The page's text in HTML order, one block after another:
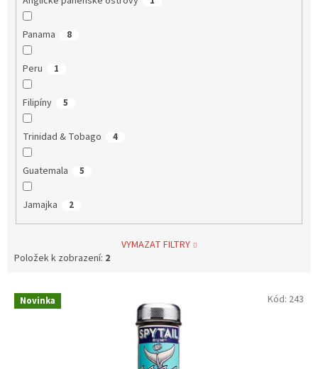
Panama 8
Peru 1
Filipíny 5
Trinidad & Tobago 4
Guatemala 5
Jamajka 2
VYMAZAT FILTRY
Položek k zobrazení: 2
V Novinka Kód: 243